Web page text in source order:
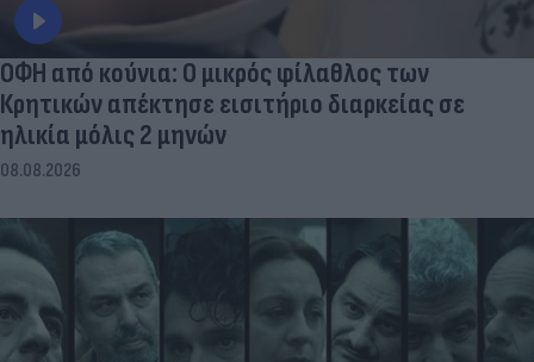
ΟΦΗ από κούνια: Ο μικρός φίλαθλος των
Κρητικών απέκτησε εισιτήριο διαρκείας σε
ηλικία μόλις 2 μηνών
08.08.2026